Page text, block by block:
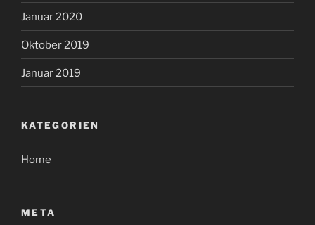
Januar 2020
Oktober 2019
Januar 2019
KATEGORIEN
Home
META